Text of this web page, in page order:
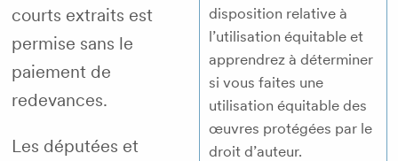
disposition relative à
l’utilisation équitable et
apprendrez à déterminer
si vous faites une
utilisation équitable des
œuvres protégées par le
droit d’auteur.
courts extraits est
permise sans le
paiement de
redevances.
Les députées et